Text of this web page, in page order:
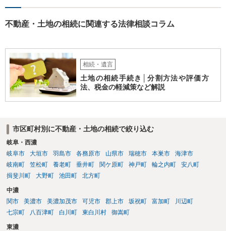
不動産・土地の相続に関連する法律相談コラム
相続・遺言
土地の相続手続き│分割方法や評価方
法、税金の軽減策など解説
市区町村別に不動産・土地の相続で絞り込む
岐阜・西濃
岐阜市
大垣市 羽島市 各務原市 山県市 瑞穂市 本巣市
海津市
岐南町
笠松町 養老町 垂井町 関ケ原町 神戸町 輪之内町
安八町
揖斐川町
大野町 池田町 北方町
中濃
関市
美濃市 美濃加茂市 可児市 郡上市 坂祝町 富加町
川辺町
七宗町
八百津町 白川町 東白川村 御嵩町
東濃